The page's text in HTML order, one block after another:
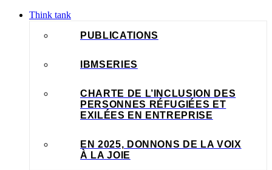
Think tank
PUBLICATIONS
IBMSERIES
CHARTE DE L’INCLUSION DES
PERSONNES RÉFUGIÉES ET
EXILÉES EN ENTREPRISE
EN 2025, DONNONS DE LA VOIX
À LA JOIE